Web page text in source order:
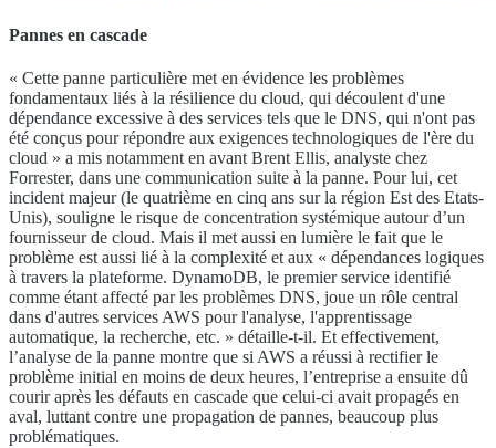
Pannes en cascade
« Cette panne particulière met en évidence les problèmes
fondamentaux liés à la résilience du cloud, qui découlent d'une
dépendance excessive à des services tels que le DNS, qui n'ont pas
été conçus pour répondre aux exigences technologiques de l'ère du
cloud » a mis notamment en avant Brent Ellis, analyste chez
Forrester, dans une communication suite à la panne. Pour lui, cet
incident majeur (le quatrième en cinq ans sur la région Est des Etats-
Unis), souligne le risque de concentration systémique autour d’un
fournisseur de cloud. Mais il met aussi en lumière le fait que le
problème est aussi lié à la complexité et aux « dépendances logiques
à travers la plateforme. DynamoDB, le premier service identifié
comme étant affecté par les problèmes DNS, joue un rôle central
dans d'autres services AWS pour l'analyse, l'apprentissage
automatique, la recherche, etc. » détaille-t-il. Et effectivement,
l’analyse de la panne montre que si AWS a réussi à rectifier le
problème initial en moins de deux heures, l’entreprise a ensuite dû
courir après les défauts en cascade que celui-ci avait propagés en
aval, luttant contre une propagation de pannes, beaucoup plus
problématiques.